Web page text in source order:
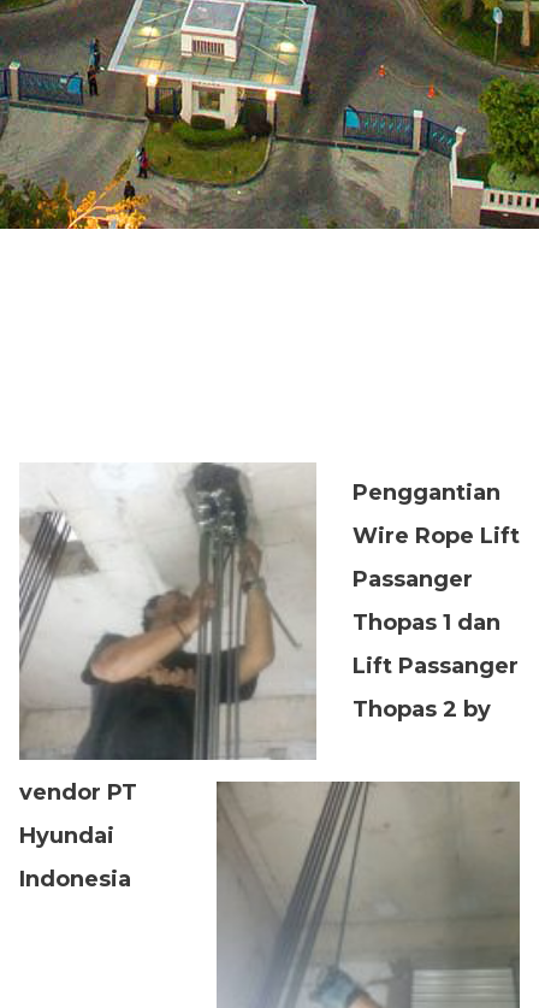
Penggantian
Wire Rope Lift
Passanger
Thopas 1 dan
Lift Passanger
Thopas 2 by
vendor PT
Hyundai
Indonesia